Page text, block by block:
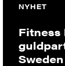
NYHET
Fitness
Sweden